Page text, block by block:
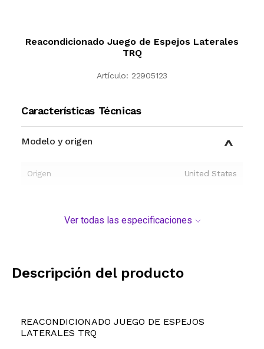
Reacondicionado Juego de Espejos Laterales
TRQ
Artículo: 22905123
Características Técnicas
Modelo y origen
Origen United States
Ver todas las especificaciones
Descripción del producto
REACONDICIONADO JUEGO DE ESPEJOS
LATERALES TRQ